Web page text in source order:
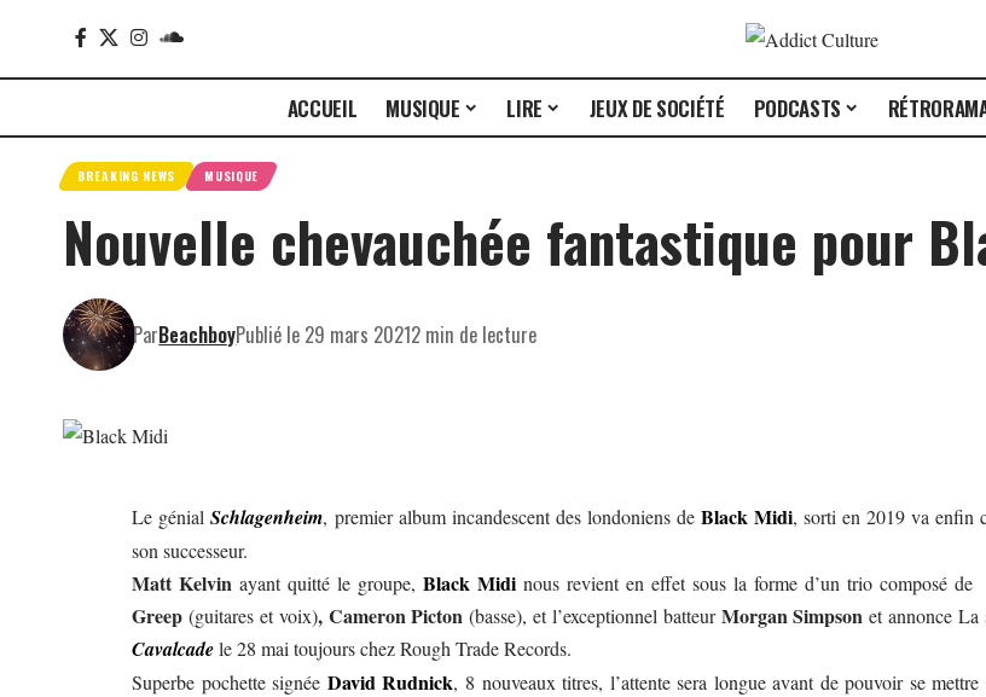
ACCUEIL MUSIQUE LIRE JEUX DE SOCIÉTÉ PODCASTS
BREAKING NEWS MUSIQUE
Nouvelle chevauchée fantastique pour
ParBeachboyPublié le 29 mars 20212 min de lecture
Le génialSchlagenheim, premier album incandescent des londoniens de Black Midi, sorti en 2019 va enfin
son successeur.
Matt Kelvin ayant quitté le groupe,Black Midi nous revient en effet sous la forme d’un trio composé
Greep(guitares et voix), Cameron Picton(basse), et l’exceptionnel batteurMorgan Simpsonet annonce La
Cavalcade le 28 mai toujours chezRough Trade Records.
Superbe pochette signée David Rudnick, 8 nouveaux titres, l’attente sera longue avant de pouvoir se mettre